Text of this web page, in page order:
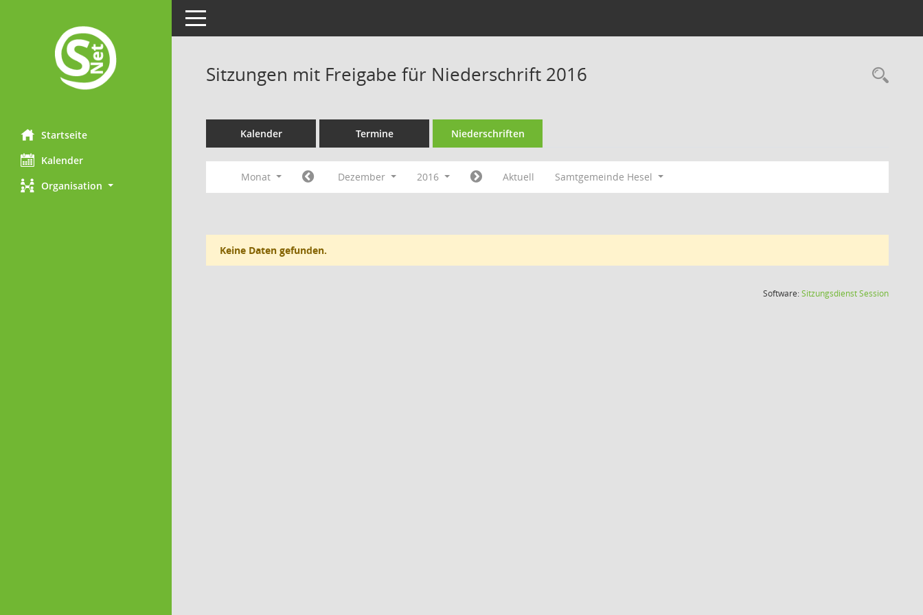
Startseite
Kalender
Organisation
Toggle navigation
Sitzungen mit Freigabe für Niederschrift 2016
Kalender Termine Niederschriften
Monat Dezember 2016 Aktuell Samtgemeinde Hesel
Keine Daten gefunden.
Software:SitzungsdienstSession(Wird in